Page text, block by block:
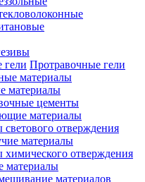
Протравочные гели
материалы
цементы
материалы
отверждения
материалы
отверждения
материалы